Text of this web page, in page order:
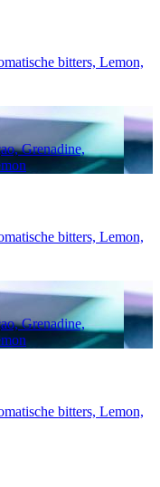
bitters, Lemon,
Grenadine,
bitters, Lemon,
Grenadine,
bitters, Lemon,